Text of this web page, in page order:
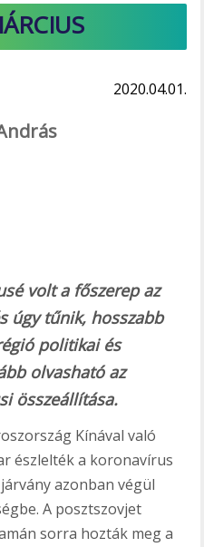
2020.04.01.
volt a főszerep az
úgy tűnik, hosszabb
politikai és
olvasható az
összeállítása.
Kínával való
észlelték a koronavírus
azonban végül
A posztszovjet
sorra hozták meg a